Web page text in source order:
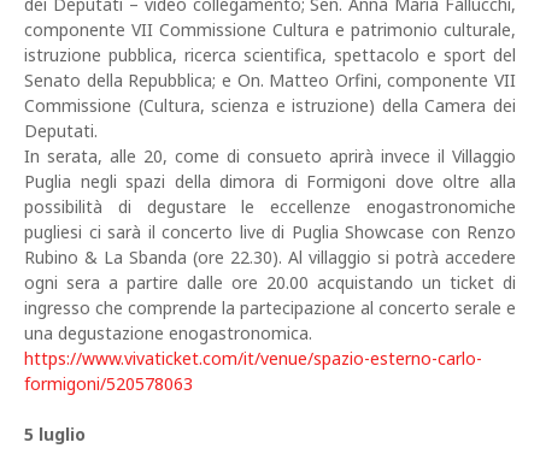
componente VII Commissione Cultura e patrimonio culturale,
istruzione pubblica, ricerca scientifica, spettacolo e sport del
Senato della Repubblica; e On. Matteo Orfini, componente VII
Commissione (Cultura, scienza e istruzione) della Camera dei
Deputati.
In serata, alle 20, come di consueto aprirà invece il Villaggio
Puglia negli spazi della dimora di Formigoni dove oltre alla
possibilità di degustare le eccellenze enogastronomiche
pugliesi ci sarà il concerto live di Puglia Showcase con Renzo
Rubino & La Sbanda (ore 22.30). Al villaggio si potrà accedere
ogni sera a partire dalle ore 20.00 acquistando un ticket di
ingresso che comprende la partecipazione al concerto serale e
una degustazione enogastronomica.
https://www.vivaticket.com/it/venue/spazio-esterno-carlo-
formigoni/520578063
5 luglio